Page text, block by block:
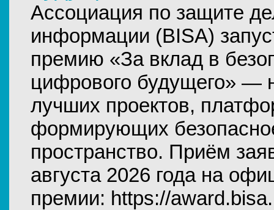
Ассоциация по защите
информации (BISA)
премию «За вклад в
цифрового будущего» —
лучших проектов,
формирующих
пространство. Приём
августа 2026 года на
премии: https://